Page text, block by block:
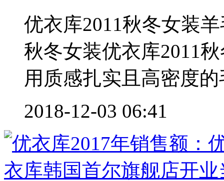
优衣库2011秋冬女装
秋冬女装优衣库2011
用质感扎实且高密度
2018-12-03 06:41